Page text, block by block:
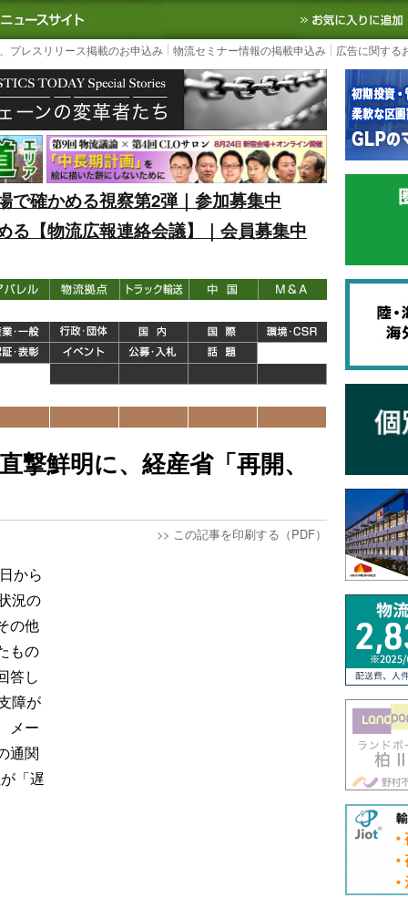
｜国内最大の物流ニュースサイト3PL, SCMなど国内外の最新の物流
プレスリリース掲載のお申込み 物流セミナー情報の掲載申込み 広告に関する
で確かめる視察第2弾｜参加募集中
る【物流広報連絡会議】｜会員募集中
撃鮮明に、経産省「再開、
>> この記事を印刷する（PDF）
から
況の
の他
もの
答し
障が
メー
通関
「遅